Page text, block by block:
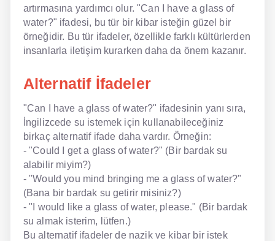
artırmasına yardımcı olur. "Can I have a glass of
water?" ifadesi, bu tür bir kibar isteğin güzel bir
örneğidir. Bu tür ifadeler, özellikle farklı kültürlerden
insanlarla iletişim kurarken daha da önem kazanır.
Alternatif İfadeler
"Can I have a glass of water?" ifadesinin yanı sıra,
İngilizcede su istemek için kullanabileceğiniz
birkaç alternatif ifade daha vardır. Örneğin:
- "Could I get a glass of water?" (Bir bardak su
alabilir miyim?)
- "Would you mind bringing me a glass of water?"
(Bana bir bardak su getirir misiniz?)
- "I would like a glass of water, please." (Bir bardak
su almak isterim, lütfen.)
Bu alternatif ifadeler de nazik ve kibar bir istek